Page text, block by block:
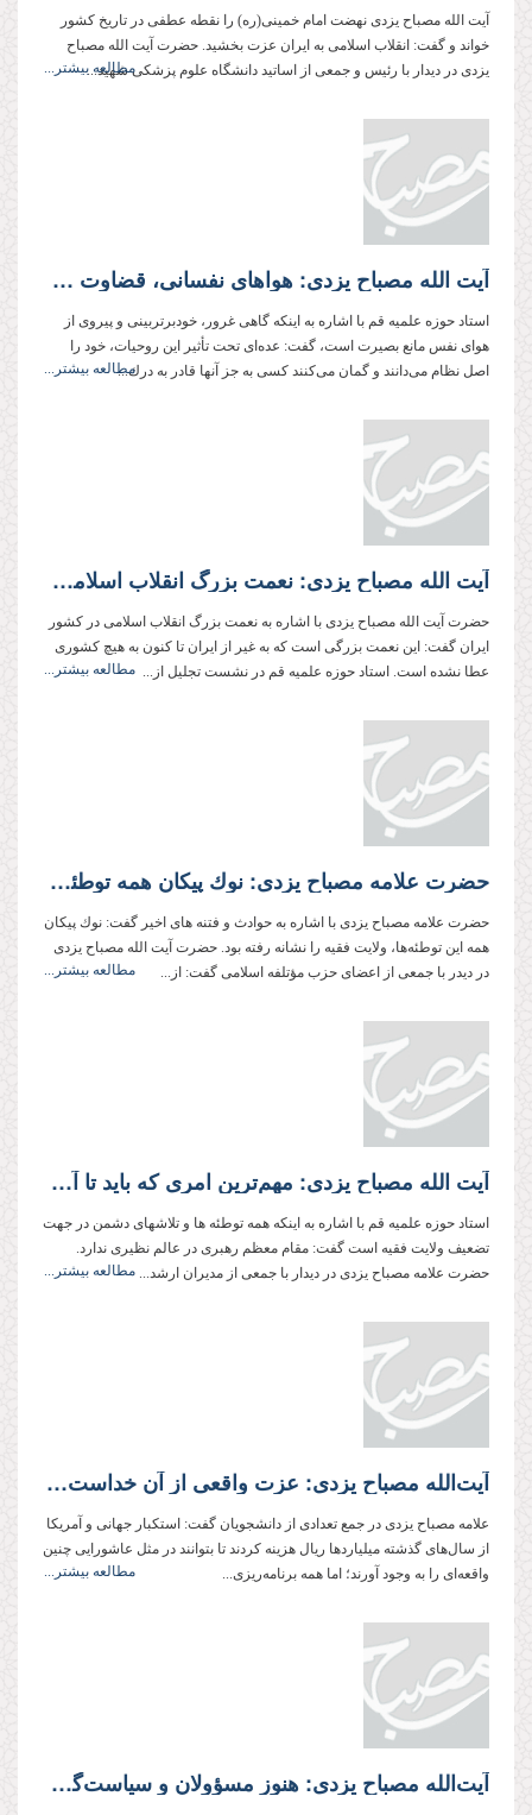
آیت الله مصباح یزدی نهضت امام خمینی(ره) را نقطه عطفی در تاریخ كشور
خواند و گفت: انقلاب اسلامی به ایران عزت بخشید. حضرت آیت الله مصباح
یزدی در دیدار با رئیس و جمعی از اساتید دانشگاه علوم پزشكی شهید...
مطالعه بیشتر...
آیت الله مصباح یزدی: هواهای نفسانی، قضاوت عجولانه، و شخص‌محوری از جمله ریشه‌های عدم بصیرت است
استاد حوزه علمیه قم با اشاره به اینكه گاهی غرور، خودبرتربینی و پیروی از
هوای نفس مانع بصیرت است، گفت: عده‌‌ای تحت تأثیر این روحیات، خود را
اصل نظام می‌دانند و گمان می‌كنند كسی به جز آنها قادر به درك...مطالعه بیشتر...
آیت الله مصباح یزدی: نعمت بزرگ انقلاب اسلامی كه به ایران عطا شده، به هیچ امتی داده نشده است
حضرت آیت الله مصباح یزدی با اشاره به نعمت بزرگ انقلاب اسلامی در كشور
ایران گفت: این نعمت بزرگی است كه به غیر از ایران تا كنون به هیچ كشوری
عطا نشده است. استاد حوزه علمیه قم در نشست تجلیل از... مطالعه بیشتر...
حضرت علامه مصباح یزدی: نوك پیكان همه توطئه‌ها، ولایت فقیه را نشانه رفته است
حضرت علامه مصباح یزدی با اشاره به حوادث و فتنه های اخیر گفت: نوك پیكان
همه این توطئه‌ها، ولایت فقیه را نشانه رفته بود. حضرت آیت الله مصباح یزدی
در دیدر با جمعی از اعضای حزب مؤتلفه اسلامی گفت: از...
مطالعه بیشتر...
آیت الله مصباح یزدی: مهم‌ترین امری كه باید تا آخرین قطره خون از آن دفاع كنیم مسأله ولایت فقیه است
استاد حوزه علمیه قم با اشاره به اینكه همه توطئه ها و تلاشهای دشمن در جهت
تضعیف ولایت فقیه است گفت: مقام معظم رهبری در عالم نظیری ندارد.
حضرت علامه مصباح یزدی در دیدار با جمعی از مدیران ارشد... مطالعه بیشتر...
آیت‌الله مصباح یزدی: عزت واقعی از آن خداست و هر فردی، هر اندازه به خدا نزدیك شود، عزتمندتر می‌شود
علامه مصباح یزدی در جمع تعدادی از دانشجویان گفت: استكبار جهانی و آمریكا
از سال‌های گذشته میلیاردها ریال هزینه كردند تا بتوانند در مثل عاشورایی چنین
واقعه‌ای را به وجود آورند؛ اما همه برنامه‌ریزی‌...
مطالعه بیشتر...
آیت‌الله مصباح یزدی: هنوز مسؤولان و سیاست‌گذاران فرهنگی ما به وظیفه خود باور ندارند